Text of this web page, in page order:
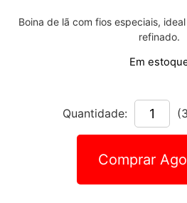
Boina de lã com fios especiais,
refinado.
Em
Quantidade:
Comprar